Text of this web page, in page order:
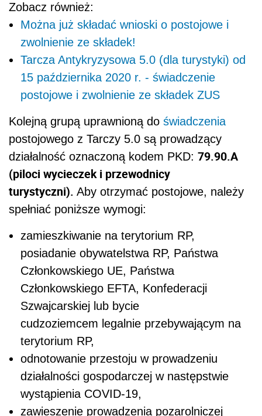
Zobacz również:
Można już składać wnioski o postojowe i
zwolnienie ze składek!
Tarcza Antykryzysowa 5.0 (dla turystyki) od
15 października 2020 r. - świadczenie
postojowe i zwolnienie ze składek ZUS
Kolejną grupą uprawnioną do świadczenia
postojowego z Tarczy 5.0 są prowadzący
działalność oznaczoną kodem PKD: 79.90.A
(piloci wycieczek i przewodnicy
turystyczni). Aby otrzymać postojowe, należy
spełniać poniższe wymogi:
zamieszkiwanie na terytorium RP,
posiadanie obywatelstwa RP, Państwa
Członkowskiego UE, Państwa
Członkowskiego EFTA, Konfederacji
Szwajcarskiej lub bycie
cudzoziemcem legalnie przebywającym na
terytorium RP,
odnotowanie przestoju w prowadzeniu
działalności gospodarczej w następstwie
wystąpienia COVID-19,
zawieszenie prowadzenia pozarolniczej